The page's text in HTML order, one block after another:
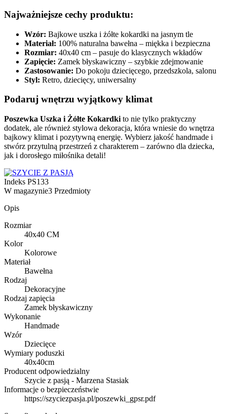
Najważniejsze cechy produktu:
Wzór: Bajkowe uszka i żółte kokardki na jasnym tle
Materiał: 100% naturalna bawełna – miękka i bezpieczna
Rozmiar: 40x40 cm – pasuje do klasycznych wkładów
Zapięcie: Zamek błyskawiczny – szybkie zdejmowanie
Zastosowanie: Do pokoju dziecięcego, przedszkola, salonu
Styl: Retro, dziecięcy, uniwersalny
Podaruj wnętrzu wyjątkowy klimat
Poszewka Uszka i Żółte Kokardki to nie tylko praktyczny
dodatek, ale również stylowa dekoracja, która wniesie do wnętrza
bajkowy klimat i pozytywną energię. Wybierz jakość handmade i
stwórz przytulną przestrzeń z charakterem – zarówno dla dziecka,
jak i dorosłego miłośnika detali!
Indeks PS133
W magazynie3 Przedmioty
Opis
Rozmiar
40x40 CM
Kolor
Kolorowe
Materiał
Bawełna
Rodzaj
Dekoracyjne
Rodzaj zapięcia
Zamek błyskawiczny
Wykonanie
Handmade
Wzór
Dziecięce
Wymiary poduszki
40x40cm
Producent odpowiedzialny
Szycie z pasją - Marzena Stasiak
Informacje o bezpieczeństwie
https://szyciezpasja.pl/poszewki_gpsr.pdf